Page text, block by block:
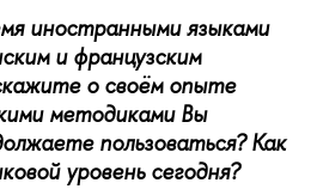
иностранными языками
и французским
о своём опыте
методиками Вы
пользоваться? Как
уровень сегодня?